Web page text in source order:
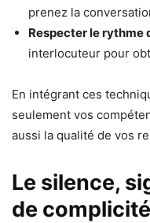
prenez la
Respecter le rythme
interlocuteur pour
En intégrant ces
seulement vos
aussi la qualité de vos
Le silence,
de complicité